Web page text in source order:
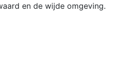
en de wijde omgeving.